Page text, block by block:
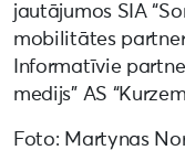
jautājumos SIA
mobilitātes
Informatīvie
medijs” AS
Foto: Martynas